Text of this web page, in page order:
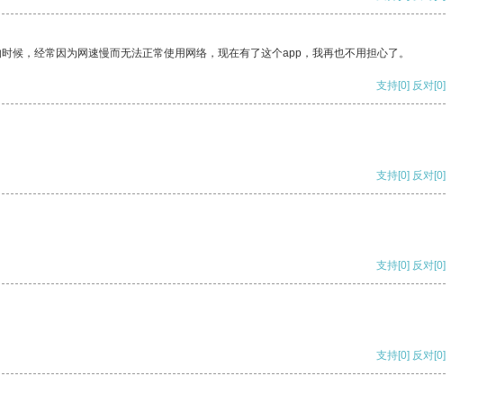
，经常因为网速慢而无法正常使用网络，现在有了这个app，我再也不用担心了。
支持[0] 反对[0]
支持[0] 反对[0]
支持[0] 反对[0]
支持[0] 反对[0]